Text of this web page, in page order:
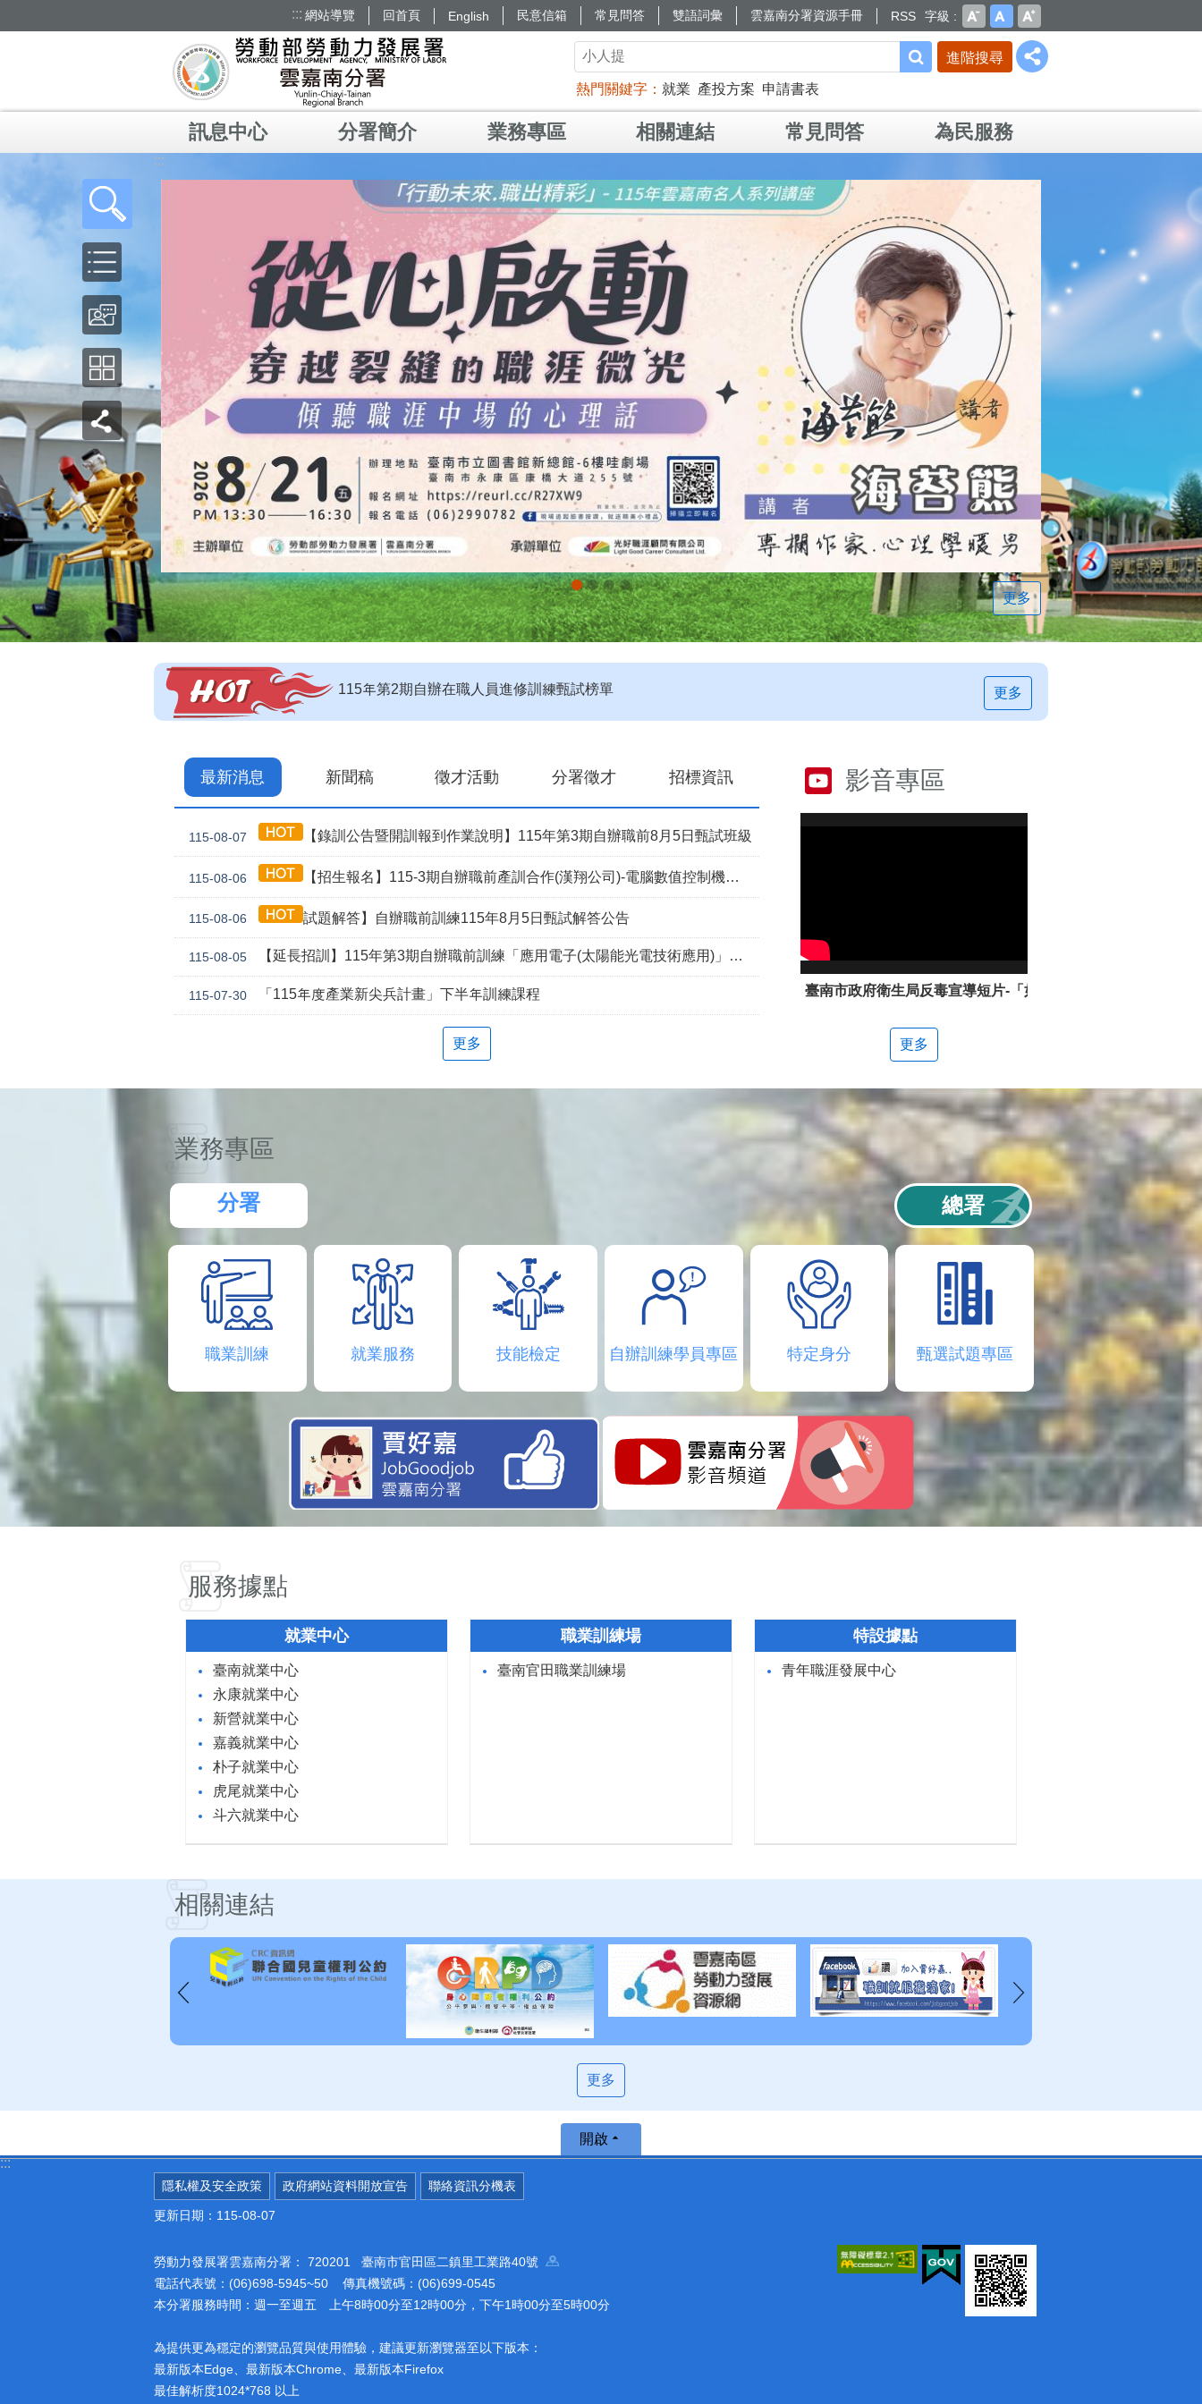
::: 網站導覽 回首頁 English 民意信箱 常見問答 雙語詞彙 雲嘉南分署資源手冊 RSS 字級
進階搜尋
熱門關鍵字 就業 產投方案 申請書表
訊息中心 分署簡介 業務專區 相關連結 常見問答 為民服務
:::
更多
【即測即評】115年度第4梯次未開考職類公告
【技能檢定】115年第4梯次即測即評及發證受理報名職類及期程說明
更多
最新消息 新聞稿 徵才活動 分署徵才 招標資訊
115-08-07 【錄訓公告暨開訓報到作業說明】115年第3期自辦職前8月5日甄試班級
115-08-06 【招生報名】115-3期自辦職前產訓合作(漢翔公司)-電腦數值控制機械班
115-08-06 試題解答】自辦職前訓練115年8月5日甄試解答公告
115-08-05 【延長招訓】115年第3期自辦職前訓練「應用電子(太陽能光電技術應用)」延長招生報名
115-07-30 「115年度產業新尖兵計畫」下半年訓練課程
更多
影音專區
臺南市政府衛生局反毒宣導短片-「如何辨別新興毒品」
更多
業務專區
分署 總署
職業訓練 就業服務 技能檢定 自辦訓練學員專區 特定身分 甄選試題專區
服務據點
就業中心
臺南就業中心
永康就業中心
新營就業中心
嘉義就業中心
朴子就業中心
虎尾就業中心
斗六就業中心
職業訓練場
臺南官田職業訓練場
特設據點
青年職涯發展中心
相關連結
更多
:::
開啟
隱私權及安全政策 政府網站資料開放宣告 聯絡資訊分機表
更新日期：115-08-07
勞動力發展署雲嘉南分署： 720201 臺南市官田區二鎮里工業路40號
電話代表號：(06)698-5945~50 傳真機號碼：(06)699-0545
本分署服務時間：週一至週五 上午8時00分至12時00分，下午1時00分至5時00分
為提供更為穩定的瀏覽品質與使用體驗，建議更新瀏覽器至以下版本：
最新版本Edge、最新版本Chrome、最新版本Firefox
最佳解析度1024*768 以上